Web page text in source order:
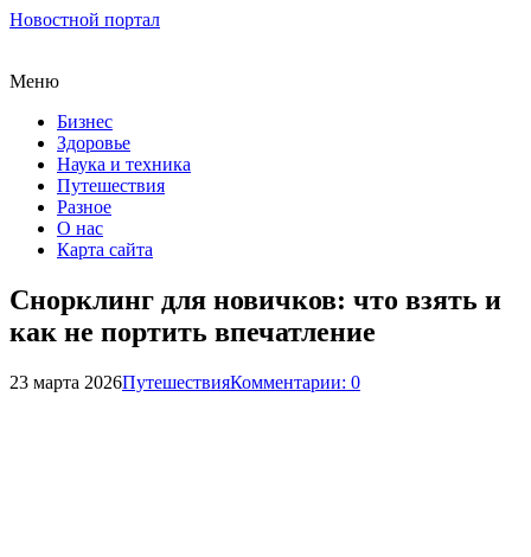
Новостной портал
Меню
Бизнес
Здоровье
Наука и техника
Путешествия
Разное
О нас
Карта сайта
Снорклинг для новичков: что взять и
как не портить впечатление
23 марта 2026ПутешествияКомментарии: 0